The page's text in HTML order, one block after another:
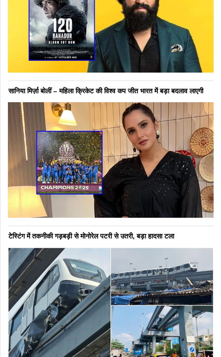
सानिया मिर्ज़ा बोलीं – महिला क्रिकेट की विश्व कप जीत भारत में बड़ा बदलाव लाएगी
टेस्टिंग में तकनीकी गड़बड़ी से मोनोरेल पटरी से उतरी, बड़ा हादसा टला